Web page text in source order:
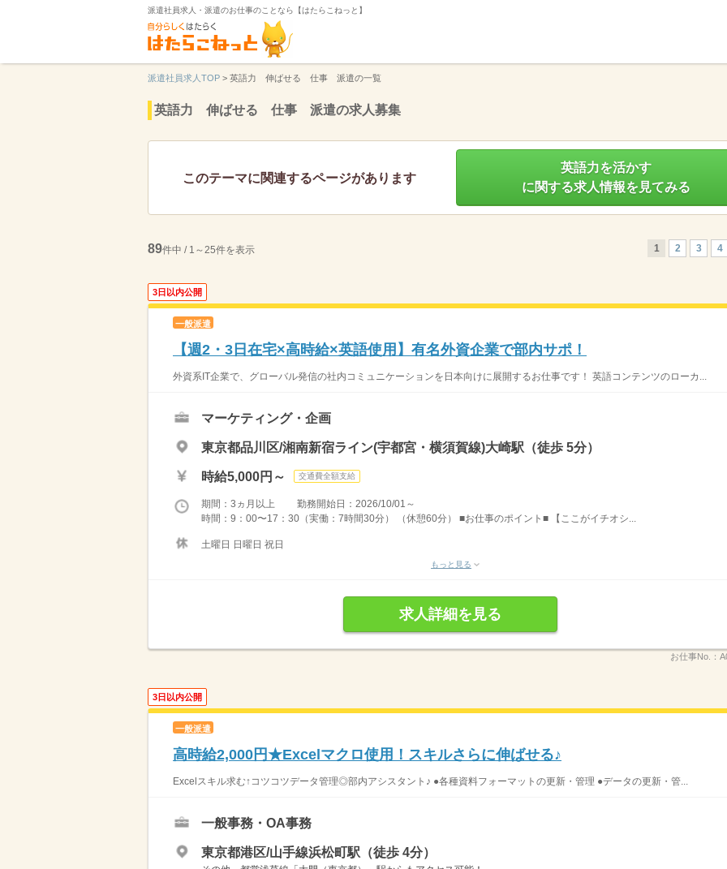
派遣社員求人・派遣のお仕事のことなら【はたらこねっと】
派遣社員求人TOP > 英語力 伸ばせる 仕事 派遣の一覧
英語力 伸ばせる 仕事 派遣の求人募集
このテーマに関連するページがあります
英語力を活かす
に関する求人情報を見てみる
89件中 / 1～25件を表示 1 2 3 4
3日以内公開
一般派遣
【週2・3日在宅×高時給×英語使用】有名外資企業で部内サポ！
外資系IT企業で、グローバル発信の社内コミュニケーションを日本向けに展開するお仕事です！ 英語コンテンツのローカ...
マーケティング・企画
東京都品川区/湘南新宿ライン(宇都宮・横須賀線)大崎駅（徒歩 5分）
時給5,000円～ 交通費全額支給
期間：3ヵ月以上 勤務開始日：2026/10/01～
時間：9：00〜17：30（実働：7時間30分） （休憩60分） ■お仕事のポイント■ 【ここがイチオシ...
土曜日 日曜日 祝日
もっと見る
求人詳細を見る
お仕事No.：
3日以内公開
一般派遣
高時給2,000円★Excelマクロ使用！スキルさらに伸ばせる♪
Excelスキル求む↑コツコツデータ管理◎部内アシスタント♪ ●各種資料フォーマットの更新・管理 ●データの更新・管...
一般事務・OA事務
東京都港区/山手線浜松町駅（徒歩 4分）